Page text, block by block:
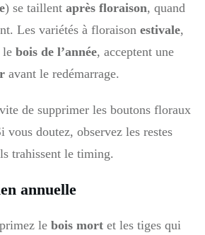
) se taillent après floraison, quand
Les variétés à floraison estivale,
le bois de l’année, acceptent une
avant le redémarrage.
de supprimer les boutons floraux
vous doutez, observez les restes
trahissent le timing.
annuelle
le bois mort et les tiges qui